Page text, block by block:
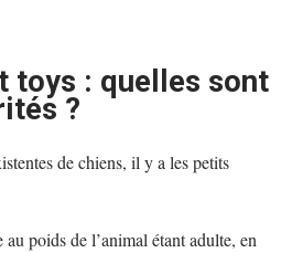
toys : quelles sont
?
de chiens, il y a les petits
poids de l’animal étant adulte, en